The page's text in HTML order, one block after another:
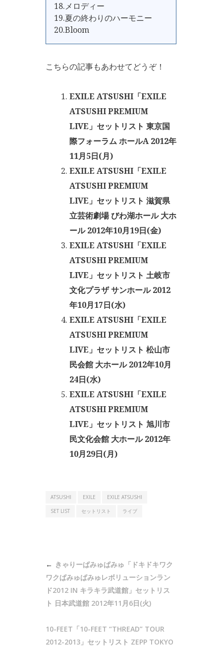
18.メロディー
19.夏の終わりのハーモニー
20.Bloom
こちらの記事もあわせてどうぞ！
EXILE ATSUSHI「EXILE
ATSUSHI PREMIUM
LIVE」セットリスト 東京国
際フォーラム ホールA 2012年
11月5日(月)
EXILE ATSUSHI「EXILE
ATSUSHI PREMIUM
LIVE」セットリスト 滋賀県
立芸術劇場 びわ湖ホール 大ホ
ール 2012年10月19日(金)
EXILE ATSUSHI「EXILE
ATSUSHI PREMIUM
LIVE」セットリスト 土岐市
文化プラザ サンホール 2012
年10月17日(水)
EXILE ATSUSHI「EXILE
ATSUSHI PREMIUM
LIVE」セットリスト 松山市
民会館 大ホール 2012年10月
24日(水)
EXILE ATSUSHI「EXILE
ATSUSHI PREMIUM
LIVE」セットリスト 旭川市
民文化会館 大ホール 2012年
10月29日(月)
ATSUSHI EXILE
EXILE ATSUSHI
SET LIST
セットリスト ライブ
きゃりーぱみゅぱみゅ「ドキドキワク
ワクぱみゅぱみゅレボリューションラン
ド2012 IN キラキラ武道館」セットリス
ト 日本武道館 2012年11月6日(火)
10-FEET「10-FEET “THREAD” TOUR
2012-2013」セットリスト ZEPP TOKYO